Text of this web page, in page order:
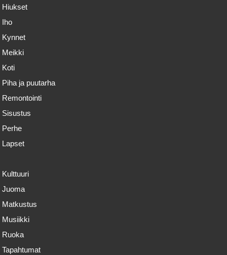
Hiukset
Iho
Kynnet
Meikki
Koti
Piha ja puutarha
Remontointi
Sisustus
Perhe
Lapset
Kulttuuri
Juoma
Matkustus
Musiikki
Ruoka
Tapahtumat